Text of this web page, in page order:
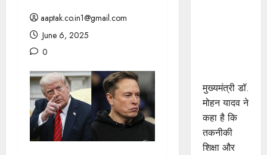
aaptak.co.in1@gmail.com
June 6, 2025
0
मुख्यमंत्री डॉ.
मोहन यादव ने
कहा है कि
तकनीकी
शिक्षा और